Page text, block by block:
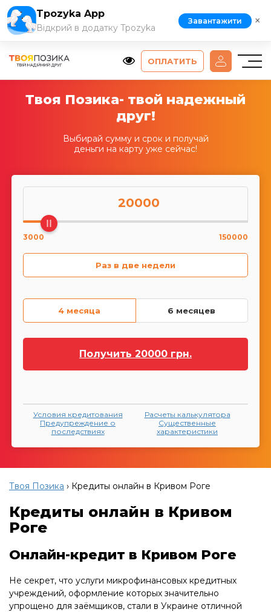
ОПЛАТИТЬ
Твоя Позика- твой надежный
друг!
Выбирай сумму и срок и получай
деньги на карту уже сейчас!
20000
3000 150000
Раз в две недели
4 месяца 6 месяцев
Получить 20000 грн.
Условия кредитования
Расчеты калькулятора
Предупреждение о
последствиях
Существенные
характеристики
Твоя Позика › Кредиты онлайн в Кривом Роге
Кредиты онлайн в Кривом
Роге
Онлайн-кредит в Кривом Роге
Не секрет, что услуги микрофинансовых кредитных
учреждений, оформление которых значительно
упрощено для заёмщиков, стали в Украине отличной
Tpozyka App
Відкрий в додатку Tpozyka
Завантажити ×